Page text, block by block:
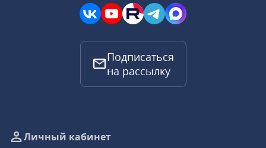
Подписаться
на рассылку
Личный кабинет